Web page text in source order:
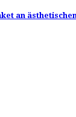
an